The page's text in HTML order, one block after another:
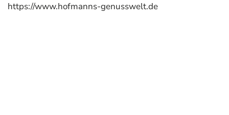
https://www.hofmanns-genusswelt.de